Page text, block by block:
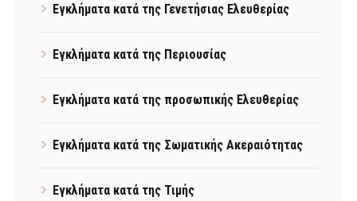
Εγκλήματα κατά της Γενετήσιας Ελευθερίας
Εγκλήματα κατά της Περιουσίας
Εγκλήματα κατά της προσωπικής Ελευθερίας
Εγκλήματα κατά της Σωματικής Ακεραιότητας
Εγκλήματα κατά της Τιμής